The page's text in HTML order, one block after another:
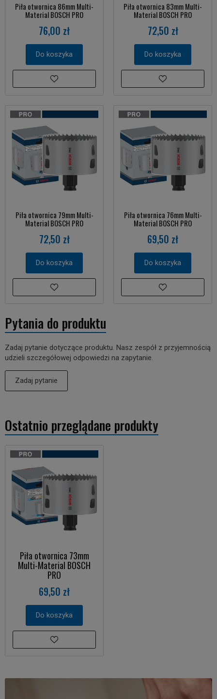
Piła otwornica 86mm Multi-
Material BOSCH PRO
76,00 zł
Do koszyka
Piła otwornica 83mm Multi-
Material BOSCH PRO
72,50 zł
Do koszyka
Piła otwornica 79mm Multi-
Material BOSCH PRO
72,50 zł
Do koszyka
Piła otwornica 76mm Multi-
Material BOSCH PRO
69,50 zł
Do koszyka
Pytania do produktu
Zadaj pytanie dotyczące produktu. Nasz zespół z przyjemnością
udzieli szczegółowej odpowiedzi na zapytanie.
Zadaj pytanie
Ostatnio przeglądane produkty
Piła otwornica 73mm
Multi-Material BOSCH
PRO
69,50 zł
Do koszyka